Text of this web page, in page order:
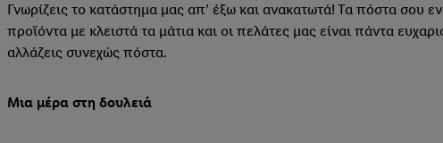
Γνωρίζεις το κατάστημα μας απ’ έξω και ανακατωτά! Τα πόστα σου
προϊόντα με κλειστά τα μάτια και οι πελάτες μας είναι πάντα
αλλάζεις συνεχώς πόστα.
Μια μέρα στη δουλειά